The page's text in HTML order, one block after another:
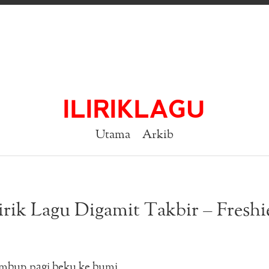
ILIRIKLAGU
Utama Arkib
Lagu Digamit Takbir –
pagi beku ke bumi